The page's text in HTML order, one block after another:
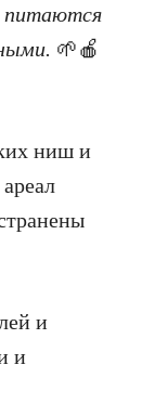
питаются
🌱🍎
ниш и
и
и